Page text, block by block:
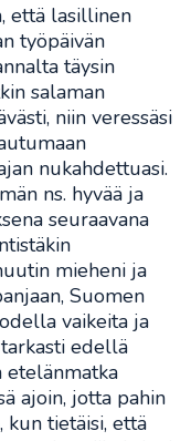
että lasillinen
työpäivän
täysin
salaman
niin veressäsi
nukahdettuasi.
ns. hyvää ja
seuraavana
mieheni ja
Suomen
vaikeita ja
edellä
etelänmatka
ajoin, jotta pahin
kun tietäisi, että